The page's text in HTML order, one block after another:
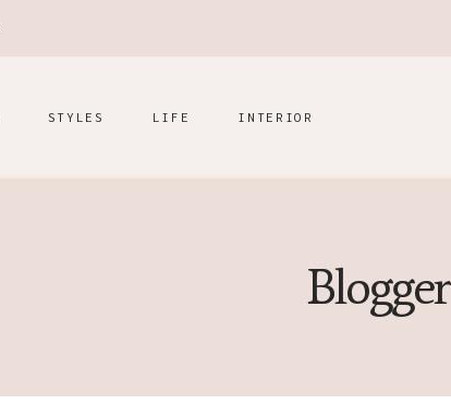
STYLES LIFE INTERIOR
Blogger